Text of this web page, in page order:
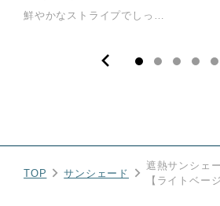
鮮やかなストライプでしっかり遮熱「遮熱サンシェードストライプ」 1. 金属コーティングの力で、熱と紫外線をカット 独自技術のmasa加工（ナノ金属コーティング）を施したネットが、太陽熱を遮ります。 夏の快適な空間を実現し、エアコンの使用を抑えることで、暮らしにも地球環境にもやさしい遮熱シェードです。 2. 優れた遮熱性能とUVカット率 高い遮熱効果に加え、紫外線カット約98％以上（※1）、近赤外線カット約88％以上（※2）を実現。 大切な家具や床の日焼けを防ぎ、日差しが強い窓辺を涼しく保ちます。 3. 撥水加工で雨にも対応、ストライプ柄の厚手生地 クールアップシェードとの違いは、しっかりとした厚みのあるストライプ柄の生地を採用している点です。 表面には撥水加工を施しているため、急な雨にも対応し、ベランダやお庭を快適に彩ります。 4. お好みで選べる2カラー インテリアやお家の外観に合わせて、「ライトベージュ」と「グレー」の2色からお選びいただけます。 （※1）紫外線カット：一般財団法人ニッセンケン品質評価センター調べ。 （※2）近赤外線カット：波長800nm-2500nm 一般財団法人ニッセンケン品質評価センター調べに基づき自社計算。 ※数値はいずれも試験平均値であり、実際の効果は使用環境により異なります。 カラー グレー サイズ 190×180cm / 190×270cm / 190×360cm 送料 700円（税込）※北海道・沖縄は2,000円（税込） まとめ買い 複数商品も一括送料で対応 お支払方法 クレジットカード、PayPay、代引き、NP後払い ■ 返品について ※返品条件等の詳細はリンク先をご確認ください。 ≫ 遮熱サンシェードストライプ 商品詳細ページはこちら
TOP サンシェード
遮熱サンシェ
【ライトベー